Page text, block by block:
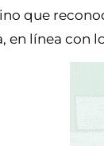
que
en línea con